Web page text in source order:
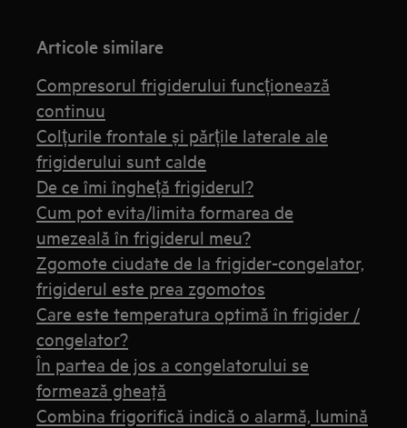
Articole similare
Compresorul frigiderului funcționează
continuu
Colțurile frontale și părțile laterale ale
frigiderului sunt calde
De ce îmi îngheță frigiderul?
Cum pot evita/limita formarea de
umezeală în frigiderul meu?
Zgomote ciudate de la frigider-congelator,
frigiderul este prea zgomotos
Care este temperatura optimă în frigider /
congelator?
În partea de jos a congelatorului se
formează gheaţă
Combina frigorifică indică o alarmă, lumină